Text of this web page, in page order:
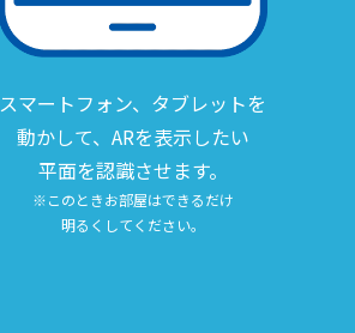
スマートフォン、タブレットを
動かして、ARを表示したい
平面を認識させます。
※このときお部屋はできるだけ
明るくしてください。